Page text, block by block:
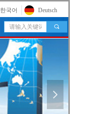
넲
끠
한국어 Deutsch